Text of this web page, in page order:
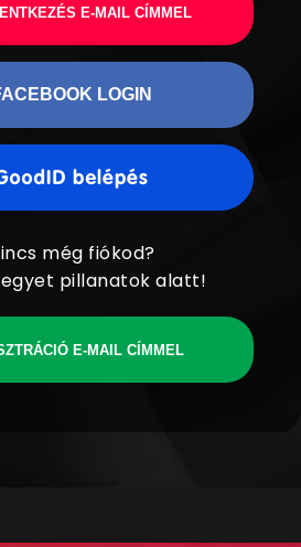
E-MAIL CÍMMEL
LOGIN
még fiókod?
egyet pillanatok alatt!
E-MAIL CÍMMEL